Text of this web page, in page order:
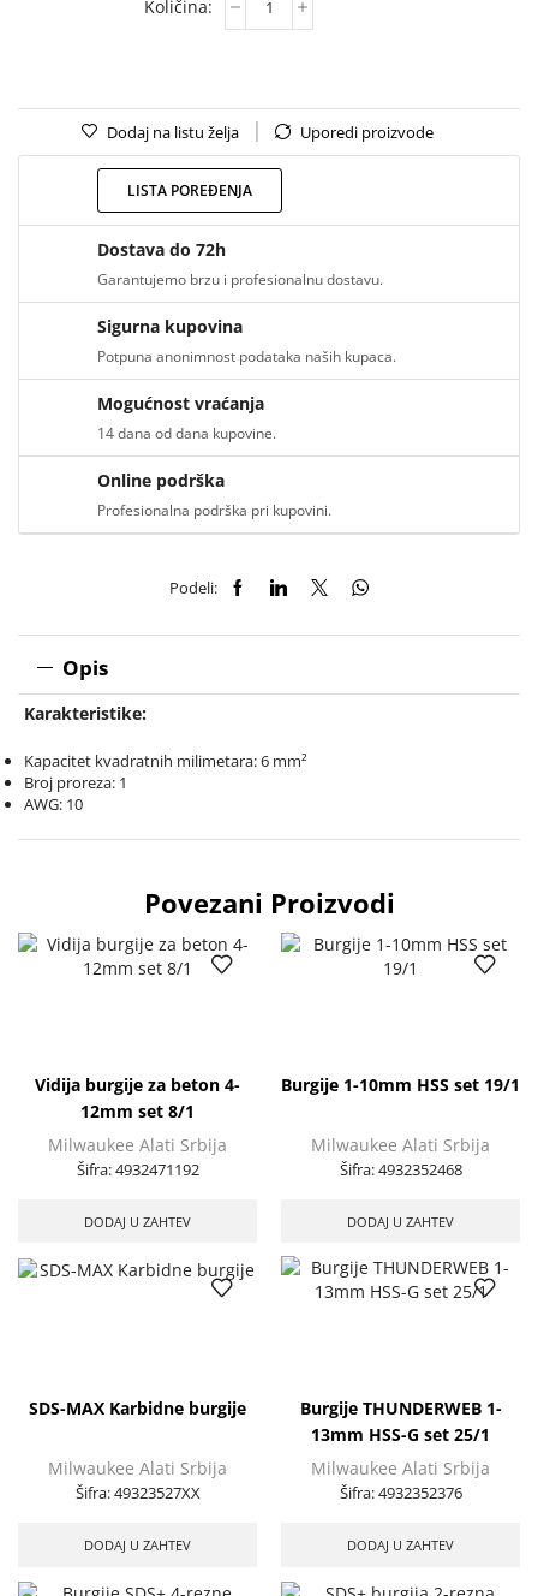
Dodaj na listu želja Uporedi proizvode
LISTA POREĐENJA
Dostava do 72h
Garantujemo brzu i profesionalnu dostavu.
Sigurna kupovina
Potpuna anonimnost podataka naših kupaca.
Mogućnost vraćanja
14 dana od dana kupovine.
Online podrška
Profesionalna podrška pri kupovini.
Podeli:
Opis
Karakteristike:
Kapacitet kvadratnih milimetara: 6 mm²
Broj proreza: 1
AWG: 10
Povezani Proizvodi
Vidija burgije za beton 4-
12mm set 8/1
Milwaukee Alati Srbija
Šifra:4932471192
DODAJ U ZAHTEV
Burgije 1-10mm HSS set 19/1
Milwaukee Alati Srbija
Šifra:4932352468
DODAJ U ZAHTEV
SDS-MAX Karbidne burgije
Milwaukee Alati Srbija
Šifra:49323527XX
DODAJ U ZAHTEV
Burgije THUNDERWEB 1-
13mm HSS-G set 25/1
Milwaukee Alati Srbija
Šifra:4932352376
DODAJ U ZAHTEV